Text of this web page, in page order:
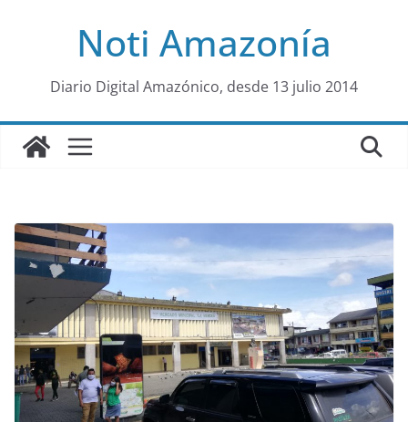
al
Noti Amazonía
Diario Digital Amazónico, desde 13 julio 2014